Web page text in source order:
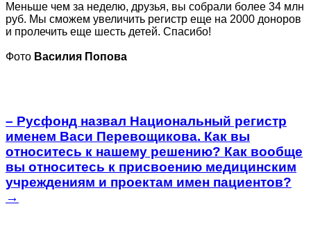
Меньше чем за неделю, друзья, вы собрали более 34 млн
руб. Мы сможем увеличить регистр еще на 2000 доноров
и пролечить еще шесть детей. Спасибо!
Фото Василия Попова
– Русфонд назвал Национальный регистр
именем Васи Перевощикова. Как вы
относитесь к нашему решению? Как вообще
вы относитесь к присвоению медицинским
учреждениям и проектам имен пациентов?
→